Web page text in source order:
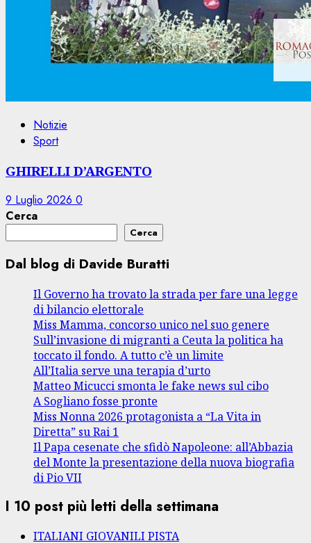
Notizie
Sport
GHIRELLI D’ARGENTO
9 Luglio 2026 0
Cerca
Cerca
Dal blog di Davide Buratti
Il Governo ha trovato la strada per fare una legge
di bilancio elettorale
Miss Mamma, concorso unico nel suo genere
Sull’invasione di migranti a Ceuta la politica ha
toccato il fondo. A tutto c’è un limite
All’Italia serve una terapia d’urto
Matteo Micucci smonta le fake news sul cibo
A Sogliano fosse pronte
Miss Nonna 2026 protagonista a “La Vita in
Diretta” su Rai 1
Il Papa cesenate che sfidò Napoleone: all’Abbazia
del Monte la presentazione della nuova biografia
di Pio VII
I 10 post più letti della settimana
ITALIANI GIOVANILI PISTA